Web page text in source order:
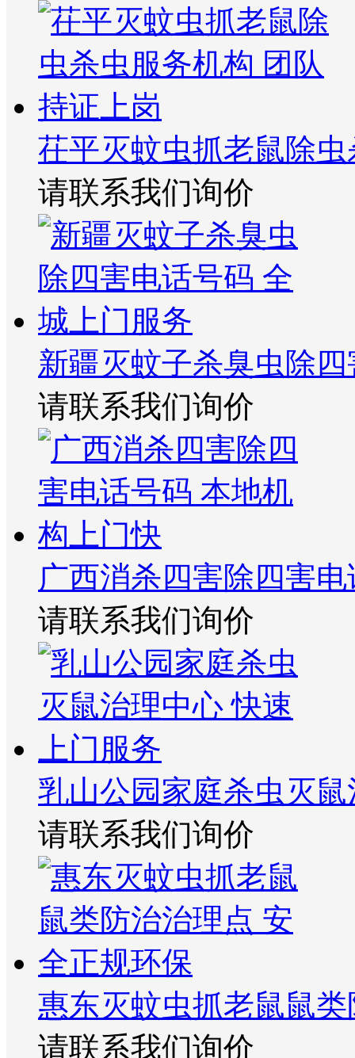
茌平灭蚊虫抓老鼠除
请联系我们询价
新疆灭蚊子杀臭虫除
请联系我们询价
广西消杀四害除四害
请联系我们询价
乳山公园家庭杀虫灭
请联系我们询价
惠东灭蚊虫抓老鼠鼠
请联系我们询价